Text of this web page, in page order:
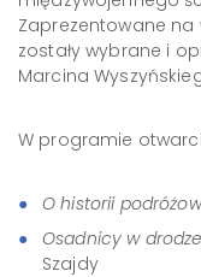
Zaprezentowane
zostały wybrane i
Marcina
W programie
O historii
Osadnicy w
Szajdy